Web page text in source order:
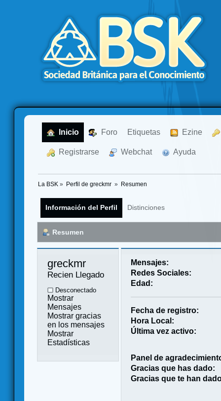
Inicio Foro Etiquetas Ezine
Registrarse Webchat Ayuda
La BSK » Perfil de greckmr » Resumen
Información del Perfil Distinciones
Resumen
greckmr
Recien Llegado
Desconectado
Mostrar
Mensajes
Mostrar gracias
en los mensajes
Mostrar
Estadísticas
Mensajes:
Redes Sociales:
Edad:
Fecha de registro:
Hora Local:
Última vez activo:
Panel de
Gracias que has dado:
Gracias que te han